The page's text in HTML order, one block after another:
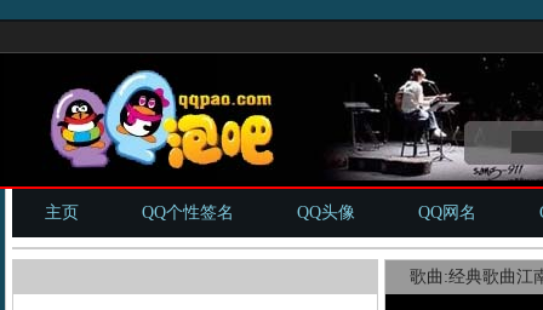
主页 QQ个性签名 QQ头像 QQ网名
歌曲:经典歌曲江